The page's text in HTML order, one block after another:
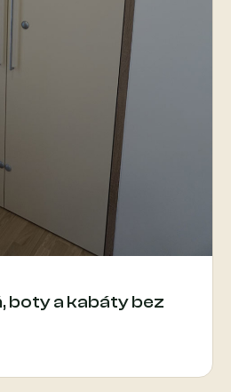
boty a kabáty bez